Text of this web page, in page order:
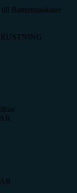
Batterimaskiner